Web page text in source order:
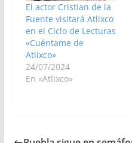
El actor Cristian de la
Fuente visitará Atlixco
en el Ciclo de Lecturas
«Cuéntame de
Atlixco»
24/07/2024
En «Atlixco»